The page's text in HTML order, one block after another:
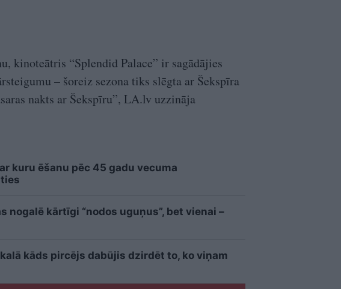
kinoteātris “Splendid Palace” ir sagādājies
– šoreiz sezona tiks slēgta ar Šekspīra
nakts ar Šekspīru”, LA.lv uzzināja
kuru ēšanu pēc 45 gadu vecuma
nogalē kārtīgi “nodos uguņus”, bet vienai –
kāds pircējs dabūjis dzirdēt to, ko viņam